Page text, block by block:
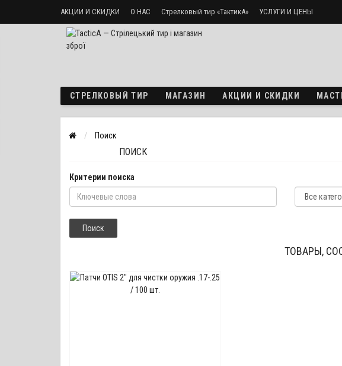
АКЦИИ И СКИДКИ О НАС Стрелковый тир «ТактикА» УСЛУГИ И ЦЕНЫ
Доставка и оплата Политика безопасности
СТРЕЛКОВЫЙ ТИР МАГАЗИН АКЦИИ И СКИДКИ
Поиск
ПОИСК
Критерии поиска
ТОВАРЫ,